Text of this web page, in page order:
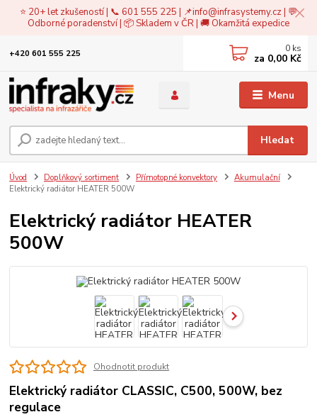
⭐ 20+ let zkušeností | 📞 601 555 225 | 📌info@infrasystemy.cz| 💬
Odborné poradenství | 📦 Skladem v ČR | 🚚 Okamžitá expedice
Menu
Hledat
+420 601 555 225 0 ks
za 0,00 Kč
Úvod Doplňkový sortiment Přímotopné konvektory
Akumulační
Elektrický radiátor HEATER 500W
Elektrický radiátor HEATER
500W
Ohodnotit produkt
Elektrický radiátor CLASSIC, C500, 500W, bez
regulace